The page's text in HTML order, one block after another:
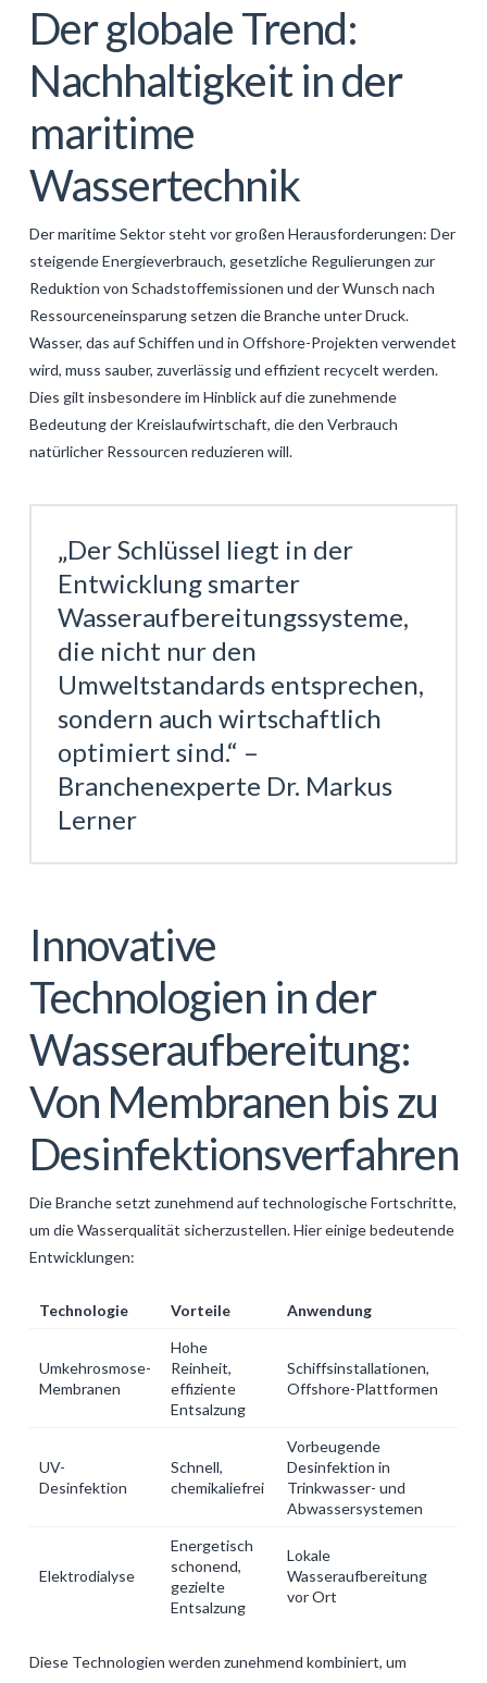
Der globale Trend:
Nachhaltigkeit in der
maritime
Wassertechnik
Der maritime Sektor steht vor großen Herausforderungen: Der
steigende Energieverbrauch, gesetzliche Regulierungen zur
Reduktion von Schadstoffemissionen und der Wunsch nach
Ressourceneinsparung setzen die Branche unter Druck.
Wasser, das auf Schiffen und in Offshore-Projekten verwendet
wird, muss sauber, zuverlässig und effizient recycelt werden.
Dies gilt insbesondere im Hinblick auf die zunehmende
Bedeutung der Kreislaufwirtschaft, die den Verbrauch
natürlicher Ressourcen reduzieren will.
„Der Schlüssel liegt in der
Entwicklung smarter
Wasseraufbereitungssysteme,
die nicht nur den
Umweltstandards entsprechen,
sondern auch wirtschaftlich
optimiert sind.“ –
Branchenexperte Dr. Markus
Lerner
Innovative
Technologien in der
Wasseraufbereitung:
Von Membranen bis zu
Desinfektionsverfahren
Die Branche setzt zunehmend auf technologische Fortschritte,
um die Wasserqualität sicherzustellen. Hier einige bedeutende
Entwicklungen:
Technologie Vorteile Anwendung
Umkehrosmose-
Membranen
Hohe
Reinheit,
effiziente
Entsalzung
Schiffsinstallationen,
Offshore-Plattformen
UV-
Desinfektion
Schnell,
chemikaliefrei
Vorbeugende
Desinfektion in
Trinkwasser- und
Abwassersystemen
Elektrodialyse
Energetisch
schonend,
gezielte
Entsalzung
Lokale
Wasseraufbereitung
vor Ort
Diese Technologien werden zunehmend kombiniert, um